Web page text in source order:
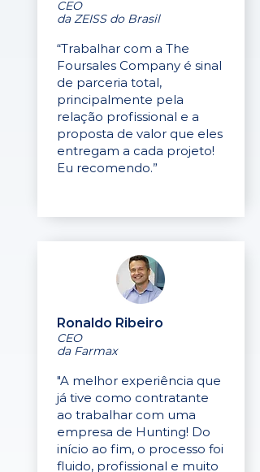
CEO
da ZEISS do Brasil
“Trabalhar com a The
Foursales Company é sinal
de parceria total,
principalmente pela
relação profissional e a
proposta de valor que eles
entregam a cada projeto!
Eu recomendo.”
Ronaldo Ribeiro
CEO
da Farmax
"A melhor experiência que
já tive como contratante
ao trabalhar com uma
empresa de Hunting! Do
início ao fim, o processo foi
fluido, profissional e muito